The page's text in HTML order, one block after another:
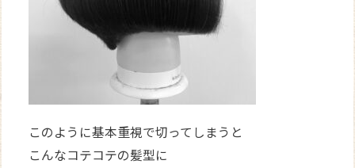
このように基本重視で切ってしまうと
こんなコテコテの髪型に